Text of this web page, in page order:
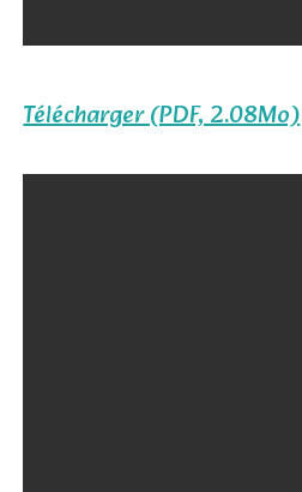
Télécharger (PDF, 2.08Mo)